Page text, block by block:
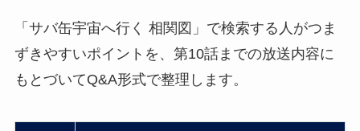
「サバ缶宇宙へ行く 相関図」で検索する人がつま
ずきやすいポイントを、第10話までの放送内容に
もとづいてQ&A形式で整理します。